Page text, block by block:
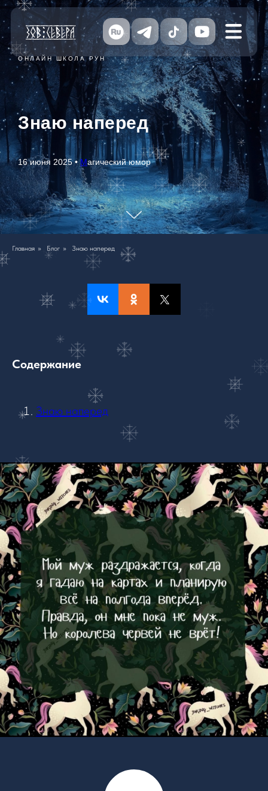
ОНЛАЙН ШКОЛА РУН
Знаю наперед
16 июня 2025 •Магический юмор
Главная » Блог » Знаю наперед
Содержание
Знаю наперед